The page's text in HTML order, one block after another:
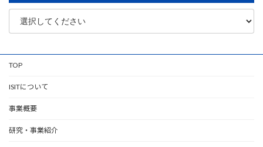
TOP
ISITについて
事業概要
研究・事業紹介